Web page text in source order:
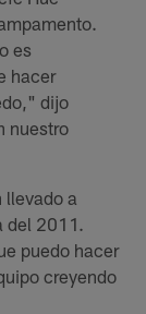
es
hacer
dijo
nuestro
llevado a
2011.
puedo hacer
creyendo